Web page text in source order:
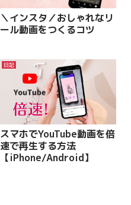
＼インスタ／おしゃれなリ
ール動画をつくるコツ
日記
スマホでYouTube動画を倍
速で再生する方法
【iPhone/Android】